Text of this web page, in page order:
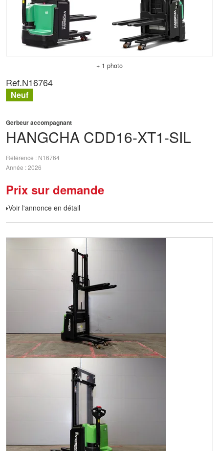
+ 1 photo
HANGCHA CDD16-XT1-SIL
Gerbeur accompagnant
Référence
N16764
Année 2026
Prix sur demande
Voir l'annonce en détail
Ref.N16764
Neuf